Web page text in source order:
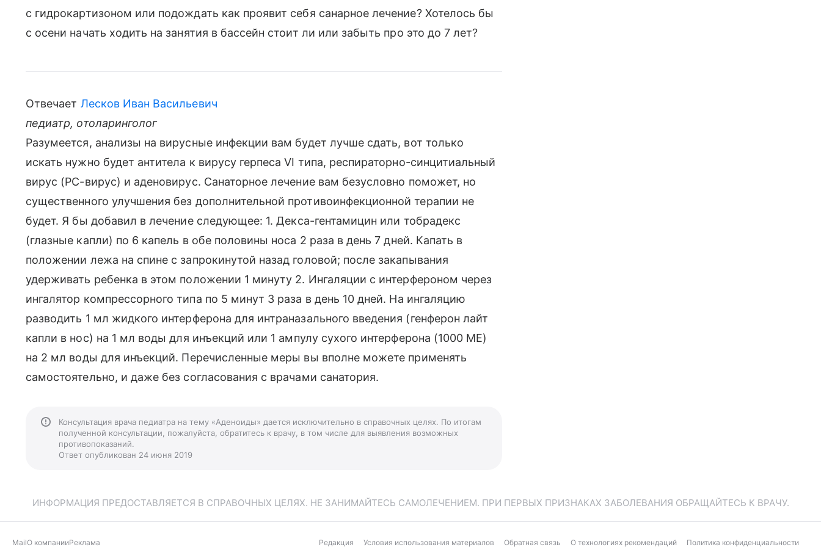
с гидрокартизоном или подождать как проявит себя санарное лечение? Хотелось бы
с осени начать ходить на занятия в бассейн стоит ли или забыть про это до 7 лет?
Отвечает Лесков Иван Васильевич
педиатр, отоларинголог
Разумеется, анализы на вирусные инфекции вам будет лучше сдать, вот только
искать нужно будет антитела к вирусу герпеса VI типа, респираторно-синцитиальный
вирус (РС-вирус) и аденовирус. Санаторное лечение вам безусловно поможет, но
существенного улучшения без дополнительной противоинфекционной терапии не
будет. Я бы добавил в лечение следующее: 1. Декса-гентамицин или тобрадекс
(глазные капли) по 6 капель в обе половины носа 2 раза в день 7 дней. Капать в
положении лежа на спине с запрокинутой назад головой; после закапывания
удерживать ребенка в этом положении 1 минуту 2. Ингаляции с интерфероном через
ингалятор компрессорного типа по 5 минут 3 раза в день 10 дней. На ингаляцию
разводить 1 мл жидкого интерферона для интраназального введения (генферон лайт
капли в нос) на 1 мл воды для инъекций или 1 ампулу сухого интерферона (1000 МЕ)
на 2 мл воды для инъекций. Перечисленные меры вы вполне можете применять
самостоятельно, и даже без согласования с врачами санатория.
Консультация врача педиатра на тему «Аденоиды» дается исключительно в справочных целях. По итогам
полученной консультации, пожалуйста, обратитесь к врачу, в том числе для выявления возможных
противопоказаний.
Ответ опубликован 24 июня 2019
ИНФОРМАЦИЯ ПРЕДОСТАВЛЯЕТСЯ В СПРАВОЧНЫХ ЦЕЛЯХ. НЕ ЗАНИМАЙТЕСЬ САМОЛЕЧЕНИЕМ. ПРИ ПЕРВЫХ ПРИЗНАКАХ ЗАБОЛЕВАНИЯ ОБРАЩАЙТЕСЬ К ВРАЧУ.
MailО компанииРеклама Редакция Условия использования материалов Обратная связь О технологиях рекомендаций Политика конфиденциальности